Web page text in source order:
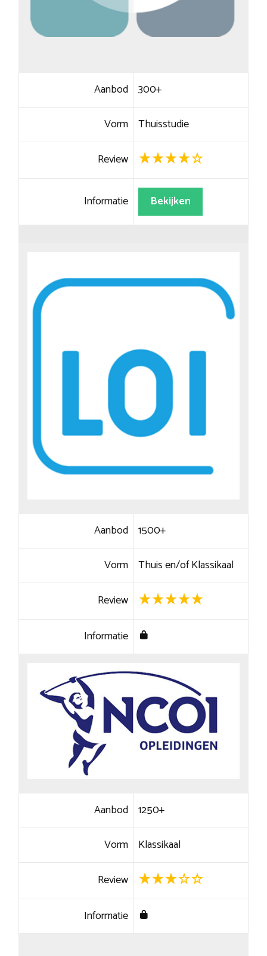
Aanbod 300+
Vorm Thuisstudie
Review
Informatie Bekijken
Aanbod 1500+
Vorm Thuis en/of Klassikaal
Review
Informatie
Aanbod 1250+
Vorm Klassikaal
Review
Informatie